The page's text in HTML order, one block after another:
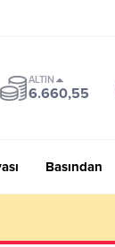
ALTIN
6.660,55
Basından